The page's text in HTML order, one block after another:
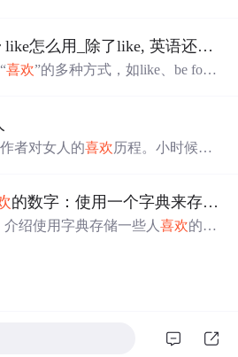
涵盖了弹幕视频、动漫资源、音
次元爱好者的乐园。
clientdataset1.filter like怎么用_除了like, 英语还能这样说“
喜欢”的多种方式，如like、be fond
者对女人的喜欢历程。小时候讨
的数字：使用一个字典来存储一些人
介绍使用字典存储一些人喜欢的数